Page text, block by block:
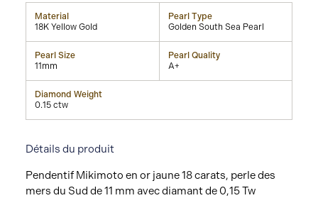
Material
18K Yellow Gold
Pearl Type
Golden South Sea Pearl
Pearl Size
11mm
Pearl Quality
A+
Diamond Weight
0.15 ctw
Détails du produit
Pendentif Mikimoto en or jaune 18 carats, perle des
mers du Sud de 11 mm avec diamant de 0,15 Tw